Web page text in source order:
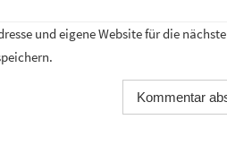
und eigene Website für die nächste